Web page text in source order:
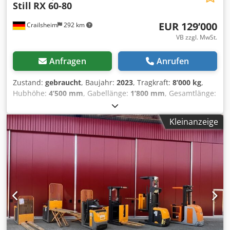
Crailsheim 292 km
Still RX 60-80
EUR 129’000
VB zzgl. MwSt.
Anfragen Anrufen
Zustand: gebraucht, Baujahr: 2023, Tragkraft: 8’000 kg,
Hubhöhe: 4’500 mm, Gabellänge: 1’800 mm, Gesamtlänge:
, - Bedienung: Sitzgerät Chodpfxezlk R Ie Adqsa -
Tragfähigkeit/Last: 8000 kg - Lastschwerpunktabstand: 900
mm - Achslast mit Last vorn/hinten kg 21306/2124 -
Achslast ohne Last vorn/hinten kg 7097/8333 - Spurweite
vorn/hinten mm 1561/1432 - Neigung
Hubgerüst/Gabelträger vor/zurück α/β 5/8 ° - Höhe
Hubgerüst eingefahren 2710 mm - Kupplungshöhe mm
520/670 - Gabelträger ISO 2328, Klasse/Typ A, B ISO IV A -
Arbeitsgangbreite bei Palette 1000 x 1200 quer mm 4999 -
Arbeitsgangbreite bei Palette 800 x 1200 längs mm 5199 -
Wenderadius mm 3049 - Kleinster Drehpunktabstand mm
877 - Fahrgeschwindigkeit mit/ohne Last km/h 14/17 //
Kleinanzeige